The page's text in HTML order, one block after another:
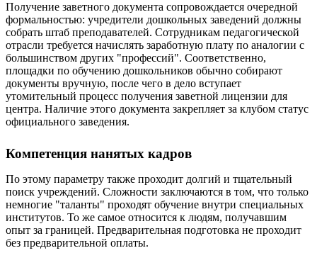
Получение заветного документа сопровождается очередной
формальностью: учредители дошкольных заведений должны
собрать штаб преподавателей. Сотрудникам педагогической
отрасли требуется начислять заработную плату по аналогии с
большинством других "профессий". Соответственно,
площадки по обучению дошкольников обычно собирают
документы вручную, после чего в дело вступает
утомительный процесс получения заветной лицензии для
центра. Наличие этого документа закрепляет за клубом статус
официального заведения.
Компетенция нанятых кадров
По этому параметру также проходит долгий и тщательный
поиск учреждений. Сложности заключаются в том, что только
немногие "таланты" проходят обучение внутри специальных
институтов. То же самое относится к людям, получавшим
опыт за границей. Предварительная подготовка не проходит
без предварительной оплаты.